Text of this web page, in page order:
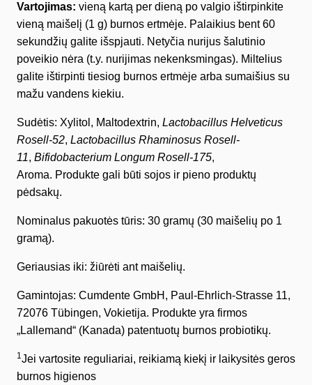
Vartojimas: vieną kartą per dieną po valgio ištirpinkite
vieną maišelį (1 g) burnos ertmėje. Palaikius bent 60
sekundžių galite išspjauti. Netyčia nurijus šalutinio
poveikio nėra (t.y. nurijimas nekenksmingas). Miltelius
galite ištirpinti tiesiog burnos ertmėje arba sumaišius su
mažu vandens kiekiu.
Sudėtis: Xylitol, Maltodextrin, Lactobacillus Helveticus
Rosell-52, Lactobacillus Rhaminosus Rosell-
11, Bifidobacterium Longum Rosell-175,
Aroma. Produkte gali būti sojos ir pieno produktų
pėdsakų.
Nominalus pakuotės tūris: 30 gramų (30 maišelių po 1
gramą).
Geriausias iki: žiūrėti ant maišelių.
Gamintojas: Cumdente GmbH, Paul-Ehrlich-Strasse 11,
72076 Tübingen, Vokietija. Produkte yra firmos
„Lallemand“ (Kanada) patentuotų burnos probiotikų.
1Jei vartosite reguliariai, reikiamą kiekį ir laikysitės geros
burnos higienos